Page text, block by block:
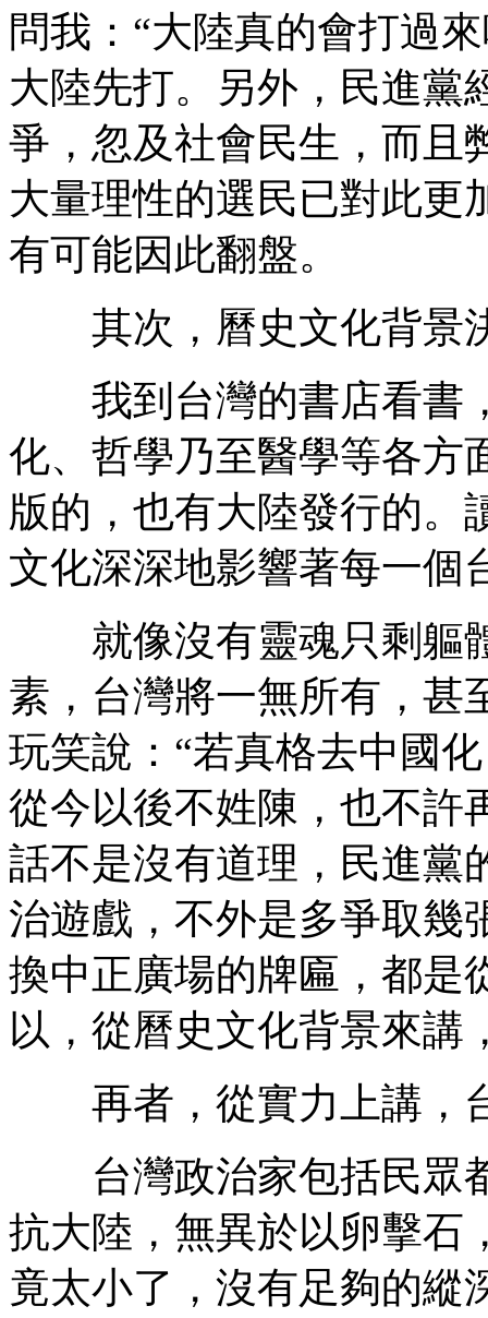
問我：“大陸真的會打過
大陸先打。另外，民進黨
爭，忽及社會民生，而且
大量理性的選民已對此更
有可能因此翻盤。
其次，曆史文化背景
我到台灣的書店看書
化、哲學乃至醫學等各方
版的，也有大陸發行的。
文化深深地影響著每一個
就像沒有靈魂只剩軀
素，台灣將一無所有，甚
玩笑說：“若真格去中國
從今以後不姓陳，也不許
話不是沒有道理，民進黨
治遊戲，不外是多爭取幾
換中正廣場的牌匾，都是
以，從曆史文化背景來講
再者，從實力上講，
台灣政治家包括民眾
抗大陸，無異於以卵擊石
竟太小了，沒有足夠的縱